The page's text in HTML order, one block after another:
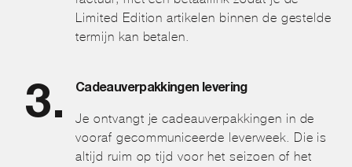
Limited Edition artikelen binnen de gestelde
termijn kan betalen.
Cadeauverpakkingen levering
Je ontvangt je cadeauverpakkingen in de
vooraf gecommuniceerde leverweek. Die is
altijd ruim op tijd voor het seizoen of het